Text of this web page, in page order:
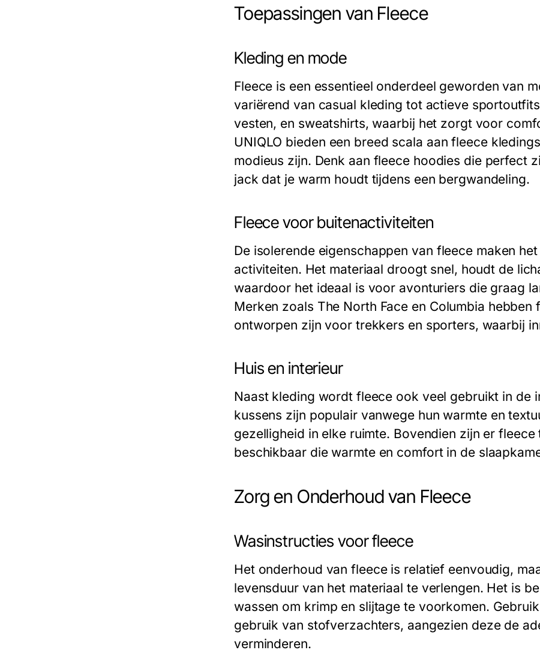
Toepassingen van Fleece
Kleding en mode
Fleece is een essentieel onderdeel geworden van
variërend van casual kleding tot actieve
vesten, en sweatshirts, waarbij het zorgt voor
UNIQLO bieden een breed scala aan fleece
modieus zijn. Denk aan fleece hoodies die perfect
jack dat je warm houdt tijdens een bergwandeling.
Fleece voor buitenactiviteiten
De isolerende eigenschappen van fleece maken
activiteiten. Het materiaal droogt snel, houdt de
waardoor het ideaal is voor avonturiers die graag
Merken zoals The North Face en Columbia
ontworpen zijn voor trekkers en sporters, waarbij
Huis en interieur
Naast kleding wordt fleece ook veel gebruikt in de
kussens zijn populair vanwege hun warmte en
gezelligheid in elke ruimte. Bovendien zijn er
beschikbaar die warmte en comfort in de
Zorg en Onderhoud van Fleece
Wasinstructies voor fleece
Het onderhoud van fleece is relatief eenvoudig,
levensduur van het materiaal te verlengen. Het is
wassen om krimp en slijtage te voorkomen.
gebruik van stofverzachters, aangezien deze de
verminderen.